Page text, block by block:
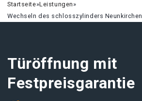
Startseite»Leistungen»
Wechseln des schlosszylinders Neunkirchen
Türöffnung mit
Festpreisgarantie